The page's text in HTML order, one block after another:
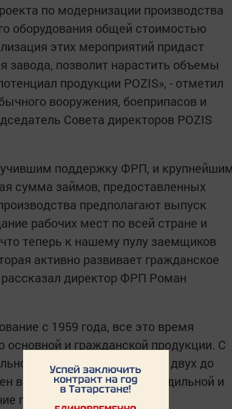
по модернизации производства
оборудования общей стоимостью
этих мероприятий придаст
завода, позволит нарастить объемы
продукции POZIS», - отметил
вооружения, боеприпасов и
Совета директоров POZIS
поддержку ФРП, и
сумма займов, предоставленных
предполагают выпуск
рабочих мест по всей стране и
теперь к нашему пулу заемщиков
активно развивает гражданское
директор ФРП Роман
с 1959 года, все это время
и гражданской продукции. С
техники увеличилось с двух до
выпуск медицинской холодильной и
годы на холодильное,